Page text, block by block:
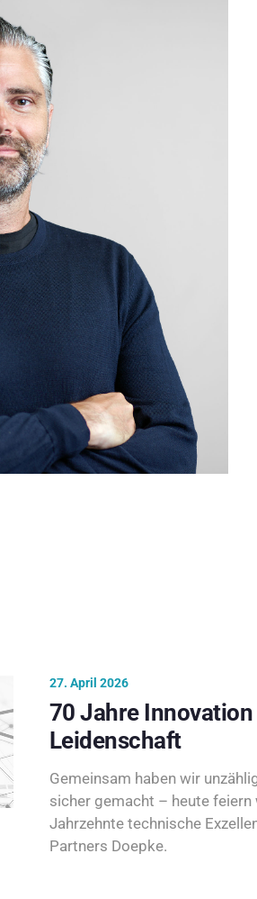
27. April 2026
70 Jahre Innovation
Leidenschaft
Gemeinsam haben wir
sicher gemacht – heute feiern
Jahrzehnte technische
Partners Doepke.